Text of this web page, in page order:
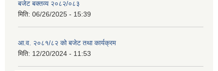
बजेट बक्तव्य २०८२/०८३
मिति: 06/26/2025 - 15:39
आ.व. २०८१/८२ को बजेट तथा कार्यक्रम
मिति: 12/20/2024 - 11:53